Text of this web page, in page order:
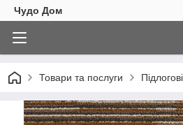
Чудо Дом
Товари та послуги